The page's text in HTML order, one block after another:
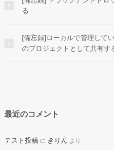
る
[備忘録]ローカルで管理して
のプロジェクトとして共有す
最近のコメント
テスト投稿 に きりん より